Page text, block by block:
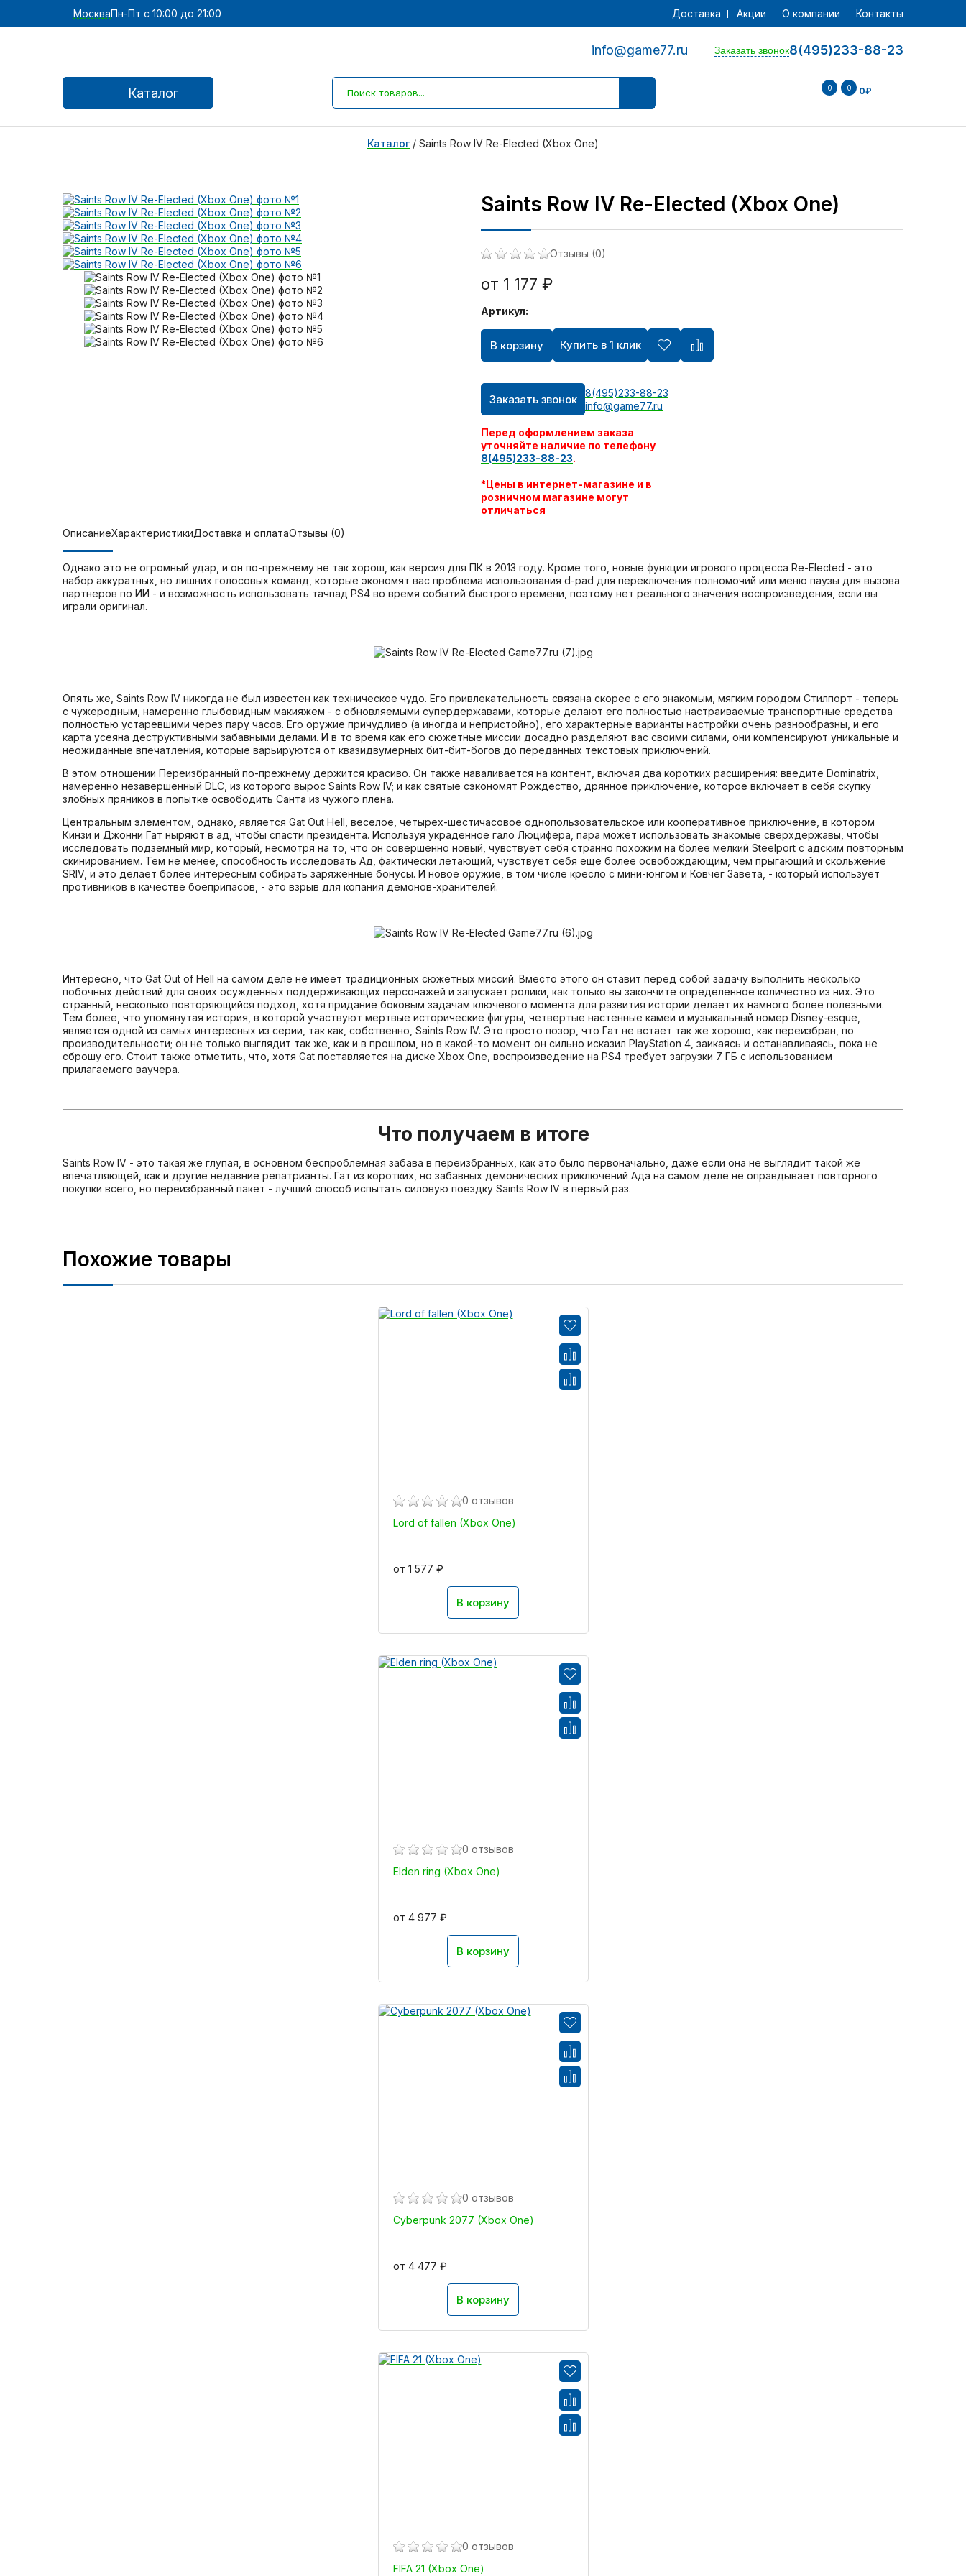
МоскваПн-Пт с 10:00 до 21:00 Доставка Акции О компании Контакты
info@game77.ru 8(495)233-88-23
Заказать звонок
Каталог 0 0 0₽
Каталог / Saints Row IV Re-Elected (Xbox One)
Saints Row IV Re-Elected (Xbox One)
Отзывы (0)
от 1 177 ₽
Артикул:
В корзину Купить в 1 клик
Заказать звонок
8(495)233-88-23
info@game77.ru
Перед оформлением заказа
уточняйте наличие по телефону
8(495)233-88-23.
*Цены в интернет-магазине и в
розничном магазине могут
отличаться
ОписаниеХарактеристикиДоставка и оплатаОтзывы (0)
Однако это не огромный удар, и он по-прежнему не так хорош, как версия для ПК в 2013 году. Кроме того, новые функции игрового процесса Re-Elected - это
набор аккуратных, но лишних голосовых команд, которые экономят вас проблема использования d-pad для переключения полномочий или меню паузы для вызова
партнеров по ИИ - и возможность использовать тачпад PS4 во время событий быстрого времени, поэтому нет реального значения воспроизведения, если вы
играли оригинал.
Опять же, Saints Row IV никогда не был известен как техническое чудо. Его привлекательность связана скорее с его знакомым, мягким городом Стилпорт - теперь
с чужеродным, намеренно глыбовидным макияжем - с обновляемыми супердержавами, которые делают его полностью настраиваемые транспортные средства
полностью устаревшими через пару часов. Его оружие причудливо (а иногда и непристойно), его характерные варианты настройки очень разнообразны, и его
карта усеяна деструктивными забавными делами. И в то время как его сюжетные миссии досадно разделяют вас своими силами, они компенсируют уникальные и
неожиданные впечатления, которые варьируются от квазидвумерных бит-бит-богов до переданных текстовых приключений.
В этом отношении Переизбранный по-прежнему держится красиво. Он также наваливается на контент, включая два коротких расширения: введите Dominatrix,
намеренно незавершенный DLC, из которого вырос Saints Row IV; и как святые сэкономят Рождество, дрянное приключение, которое включает в себя скупку
злобных пряников в попытке освободить Санта из чужого плена.
Центральным элементом, однако, является Gat Out Hell, веселое, четырех-шестичасовое однопользовательское или кооперативное приключение, в котором
Кинзи и Джонни Гат ныряют в ад, чтобы спасти президента. Используя украденное гало Люцифера, пара может использовать знакомые сверхдержавы, чтобы
исследовать подземный мир, который, несмотря на то, что он совершенно новый, чувствует себя странно похожим на более мелкий Steelport с адским повторным
скинированием. Тем не менее, способность исследовать Ад, фактически летающий, чувствует себя еще более освобождающим, чем прыгающий и скольжение
SRIV, и это делает более интересным собирать заряженные бонусы. И новое оружие, в том числе кресло с мини-юнгом и Ковчег Завета, - который использует
противников в качестве боеприпасов, - это взрыв для копания демонов-хранителей.
Интересно, что Gat Out of Hell на самом деле не имеет традиционных сюжетных миссий. Вместо этого он ставит перед собой задачу выполнить несколько
побочных действий для своих осужденных поддерживающих персонажей и запускает ролики, как только вы закончите определенное количество из них. Это
странный, несколько повторяющийся подход, хотя придание боковым задачам ключевого момента для развития истории делает их намного более полезными.
Тем более, что упомянутая история, в которой участвуют мертвые исторические фигуры, четвертые настенные камеи и музыкальный номер Disney-esque,
является одной из самых интересных из серии, так как, собственно, Saints Row IV. Это просто позор, что Гат не встает так же хорошо, как переизбран, по
производительности; он не только выглядит так же, как и в прошлом, но в какой-то момент он сильно исказил PlayStation 4, заикаясь и останавливаясь, пока не
сброшу его. Стоит также отметить, что, хотя Gat поставляется на диске Xbox One, воспроизведение на PS4 требует загрузки 7 ГБ с использованием
прилагаемого ваучера.
Что получаем в итоге
Saints Row IV - это такая же глупая, в основном беспроблемная забава в переизбранных, как это было первоначально, даже если она не выглядит такой же
впечатляющей, как и другие недавние репатрианты. Гат из коротких, но забавных демонических приключений Ада на самом деле не оправдывает повторного
покупки всего, но переизбранный пакет - лучший способ испытать силовую поездку Saints Row IV в первый раз.
Похожие товары
0 отзывов
Lord of fallen (Xbox One)
от 1 577 ₽
В корзину
0 отзывов
Elden ring (Xbox One)
от 4 977 ₽
В корзину
0 отзывов
Cyberpunk 2077 (Xbox One)
от 4 477 ₽
В корзину
0 отзывов
FIFA 21 (Xbox One)